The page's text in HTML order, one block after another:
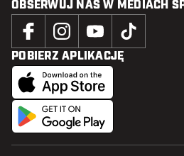
OBSERWUJ NAS W MEDIACH
POBIERZ APLIKACJĘ